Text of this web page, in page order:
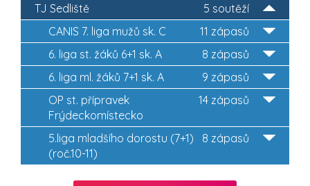
5 soutěží
TJ Sedliště
11 zápasů
CANIS 7. liga mužů sk. C
8 zápasů
6. liga st. žáků 6+1 sk. A
9 zápasů
6. liga ml. žáků 7+1 sk. A
14 zápasů
OP st. přípravek
Frýdeckomístecko
8 zápasů
5.liga mladšího dorostu (7+1)
(roč.10-11)